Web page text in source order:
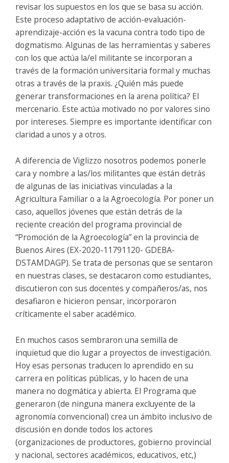
revisar los supuestos en los que se basa su acción.
Este proceso adaptativo de acción-evaluación-
aprendizaje-acción es la vacuna contra todo tipo de
dogmatismo. Algunas de las herramientas y saberes
con los que actúa la/el militante se incorporan a
través de la formación universitaria formal y muchas
otras a través de la praxis. ¿Quién más puede
generar transformaciones en la arena política? El
mercenario. Este actúa motivado no por valores sino
por intereses. Siempre es importante identificar con
claridad a unos y a otros.
A diferencia de Viglizzo nosotros podemos ponerle
cara y nombre a las/los militantes que están detrás
de algunas de las iniciativas vinculadas a la
Agricultura Familiar o a la Agroecología. Por poner un
caso, aquellos jóvenes que están detrás de la
reciente creación del programa provincial de
“Promoción de la Agroecología” en la provincia de
Buenos Aires (EX-2020-11791120- GDEBA-
DSTAMDAGP). Se trata de personas que se sentaron
en nuestras clases, se destacaron como estudiantes,
discutieron con sus docentes y compañeros/as, nos
desafiaron e hicieron pensar, incorporaron
críticamente el saber académico.
En muchos casos sembraron una semilla de
inquietud que dio lugar a proyectos de investigación.
Hoy esas personas traducen lo aprendido en su
carrera en políticas públicas, y lo hacen de una
manera no dogmática y abierta. El Programa que
generaron (de ninguna manera excluyente de la
agronomía convencional) crea un ámbito inclusivo de
discusión en donde todos los actores
(organizaciones de productores, gobierno provincial
y nacional, sectores académicos, educativos, etc,)